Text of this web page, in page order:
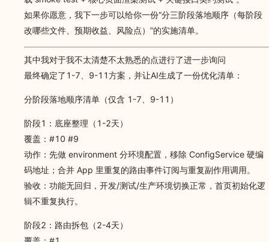
如果你愿意，我下一步可以给你一份“分三阶段落地顺序（每阶段
改哪些文件、预期收益、风险点）”的实施清单。
其中我对于我不太清楚不太熟悉的点进行了进一步询问
最终确定了1-7、9-11方案，并让AI生成了一份优化清单：
分阶段落地顺序清单（仅含 1-7、9-11）
阶段1：底座整理（1-2天）
覆盖：#10 #9
动作：先做 environment 分环境配置，移除 ConfigService 硬编
码地址；合并 App 里重复的路由事件订阅与重复副作用调用。
验收：功能无回归，开发/测试/生产环境切换正常，首页初始化逻
辑不重复执行。
阶段2：路由拆包（2-4天）